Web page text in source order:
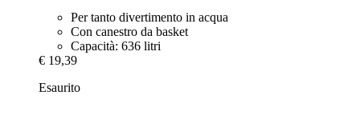
Per tanto divertimento in acqua
Con canestro da basket
Capacità: 636 litri
€ 19,39
Esaurito